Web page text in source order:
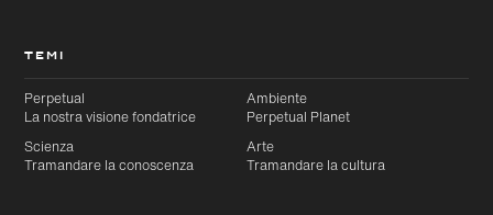
TEMI
Perpetual
La nostra visione fondatrice
Ambiente
Perpetual Planet
Scienza
Tramandare la conoscenza
Arte
Tramandare la cultura